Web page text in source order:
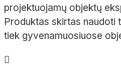
projektuojamų objektų
Produktas skirtas naudoti
tiek gyvenamuosiuose
